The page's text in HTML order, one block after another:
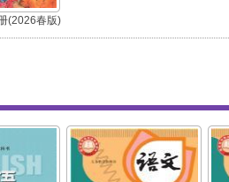
(2026春版)
版)